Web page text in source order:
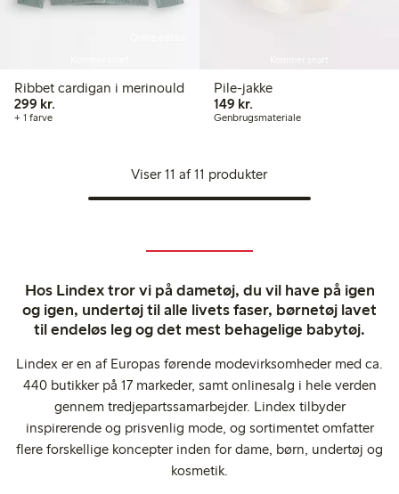
Ribbet cardigan i merinould
299 kr.
+ 1 farve
Pile-jakke
149 kr.149,00 kr.
Genbrugsmateriale
Viser 11 af 11 produkter
Hos Lindex tror vi på dametøj, du vil have på igen
og igen, undertøj til alle livets faser, børnetøj lavet
til endeløs leg og det mest behagelige babytøj.
Lindex er en af Europas førende modevirksomheder med ca.
440 butikker på 17 markeder, samt onlinesalg i hele verden
gennem tredjepartssamarbejder. Lindex tilbyder
inspirerende og prisvenlig mode, og sortimentet omfatter
flere forskellige koncepter inden for dame, børn, undertøj og
kosmetik.